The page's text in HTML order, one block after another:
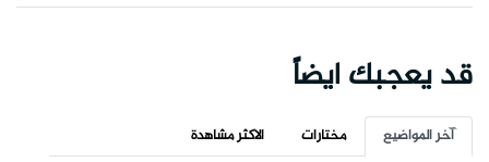
قد يعجبك ايضاً
آخر المواضيع مختارات
الاكثر مشاهدة